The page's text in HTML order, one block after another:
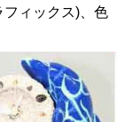
フィックス)、色